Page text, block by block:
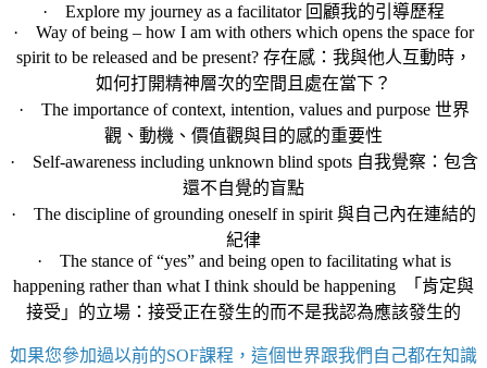
· Explore my journey as a facilitator 回顧我的引導歷程
· Way of being – how I am with others which opens the space for
spirit to be released and be present? 存在感：我與他人互動時，
如何打開精神層次的空間且處在當下？
· The importance of context, intention, values and purpose 世界
觀、動機、價值觀與目的感的重要性
· Self-awareness including unknown blind spots 自我覺察：包含
還不自覺的盲點
· The discipline of grounding oneself in spirit 與自己內在連結的
紀律
· The stance of “yes” and being open to facilitating what is
happening rather than what I think should be happening 「肯定與
接受」的立場：接受正在發生的而不是我認為應該發生的
如果您參加過以前的SOF課程，這個世界跟我們自己都在知識